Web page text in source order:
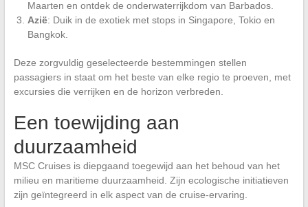
Maarten en ontdek de onderwaterrijkdom van Barbados.
Azië: Duik in de exotiek met stops in Singapore, Tokio en
Bangkok.
Deze zorgvuldig geselecteerde bestemmingen stellen
passagiers in staat om het beste van elke regio te proeven, met
excursies die verrijken en de horizon verbreden.
Een toewijding aan
duurzaamheid
MSC Cruises is diepgaand toegewijd aan het behoud van het
milieu en maritieme duurzaamheid. Zijn ecologische initiatieven
zijn geïntegreerd in elk aspect van de cruise-ervaring.